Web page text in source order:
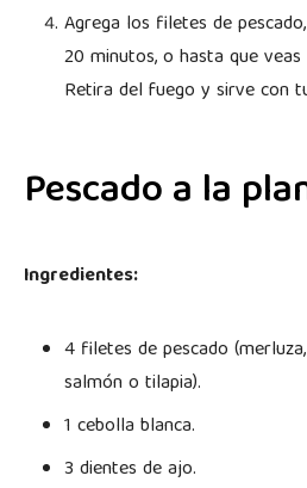
Agrega los filetes de
20 minutos, o hasta que
Retira del fuego y sirve con
Pescado a la
Ingredientes:
4 filetes de pescado
salmón o tilapia).
1 cebolla blanca.
3 dientes de ajo.